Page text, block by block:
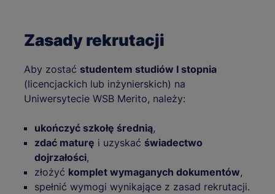
Zasady rekrutacji
Aby zostać studentem studiów I stopnia
(licencjackich lub inżynierskich) na
Uniwersytecie WSB Merito, należy:
ukończyć szkołę średnią,
zdać maturę i uzyskać świadectwo
dojrzałości,
złożyć komplet wymaganych dokumentów,
spełnić wymogi wynikające z zasad rekrutacji.